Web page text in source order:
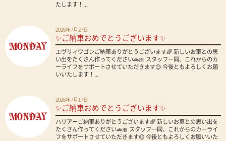
たします！...
2026年7月27日
✨ご納車おめでとうございます✨
エヴリィワゴンご納車ありがとうございます🌈 新しいお車との思
い出をたくさん作ってください🚗🎀 スタッフ一同、これからのカ
ーライフをサポートさせていただきます😊 今後ともよろしくお願
いいたします！...
2026年7月17日
✨ご納車おめでとうございます✨
ハリアーご納車ありがとうございます🌈 新しいお車との思い出を
たくさん作ってください🚗🎀 スタッフ一同、これからのカーライ
フをサポートさせていただきます😊 今後ともよろしくお願いいた